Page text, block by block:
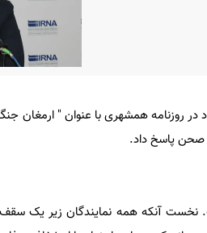
در روزنامه همشهری با عنوان " ارمغان
پاسخ داد.
آنکه همه نمایندگان زیر یک سقف و